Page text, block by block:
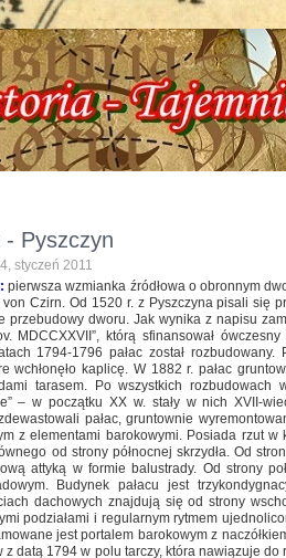
3 !!! e-mail: izbazarow@wp.pl, tel.
Pyszczyn
styczeń 2011
pierwsza wzmianka źródłowa o obronnym
Czirn. Od 1520 r. z Pyszczyna pisali się
przebudowy dworu. Jak wynika z napisu
MDCCXXVII”, którą sfinansował
1794-1796 pałac został
wchłonęło kaplicę. W 1882 r. pałac
tarasem. Po wszystkich rozbudowach
– w początku XX w. stały w nich XVII-
pałac, gruntownie
z elementami barokowymi. Posiada rzut w
od strony północnej skrzydła. Od
attyką w formie balustrady. Od strony
Budynek pałacu jest
dachowych znajdują się od strony
podziałami i regularnym rytmem
jest portalem barokowym z
z datą 1794 w polu tarczy, która nawiązuje